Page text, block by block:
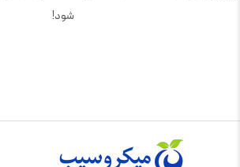
شود!